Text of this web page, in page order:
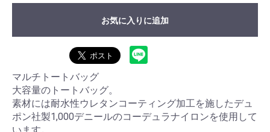
お気に入りに追加
マルチトートバッグ
大容量のトートバッグ。
素材には耐水性ウレタンコーティング加工を施したデュ
ポン社製1,000デニールのコーデュラナイロンを使用して
います。